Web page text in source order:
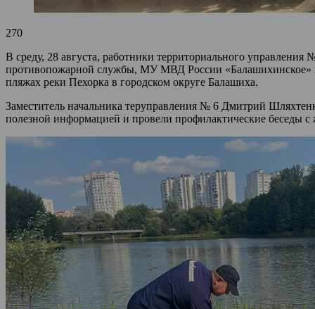
270
В среду, 28 августа, работники территориального
противопожарной службы, МУ МВД России «Балашихинское»
пляжах реки Пехорка в городском округе Балашиха.
Заместитель начальника теруправления № 6 Дмитрий
полезной информацией и провели профилактические беседы